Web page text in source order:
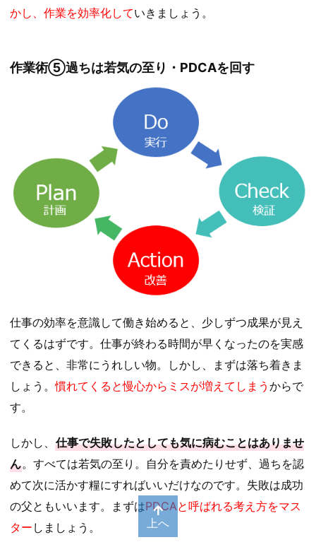
かし、作業を効率化していきましょう。
作業術⑤過ちは若気の至り・PDCAを回す
仕事の効率を意識して働き始めると、少しずつ成果が見え
てくるはずです。仕事が終わる時間が早くなったのを実感
できると、非常にうれしい物。しかし、まずは落ち着きま
しょう。慣れてくると慢心からミスが増えてしまう からで
す。
しかし、 仕事で失敗したとしても気に病むことはありませ
ん。すべては若気の至り。自分を責めたりせず、過ちを認
めて次に活かす糧にすればいいだけなのです。失敗は成功
の父ともいいます。まずはPDCAと呼ばれる考え方をマス
ター しましょう。 上へ